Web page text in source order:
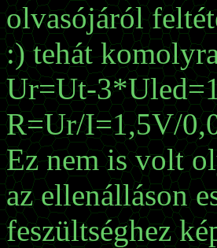
olvasójáról
:) tehát
Ur=Ut-
R=Ur/I=1,5V/
Ez nem is volt
az ellenálláson
feszültséghez